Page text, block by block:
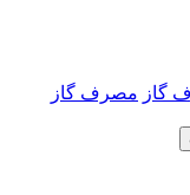
گاز مصرف گاز